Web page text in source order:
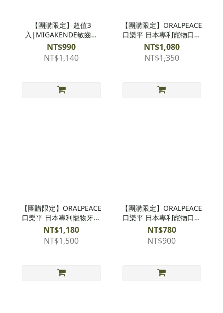
【團購限定】超值3
入|MIGAKENDE敏齒樂
《寵物天然軟毛牙刷》x3
NT$990
NT$1,140
【團購限定】ORALPEACE
口樂平 日本專利寵物口內
噴霧x3
NT$1,080
NT$1,350
【團購限定】ORALPEACE
口樂平 日本專利寵物牙膏
x3
NT$1,180
NT$1,500
【團購限定】ORALPEACE
口樂平 日本專利寵物口內
噴霧x2
NT$780
NT$900